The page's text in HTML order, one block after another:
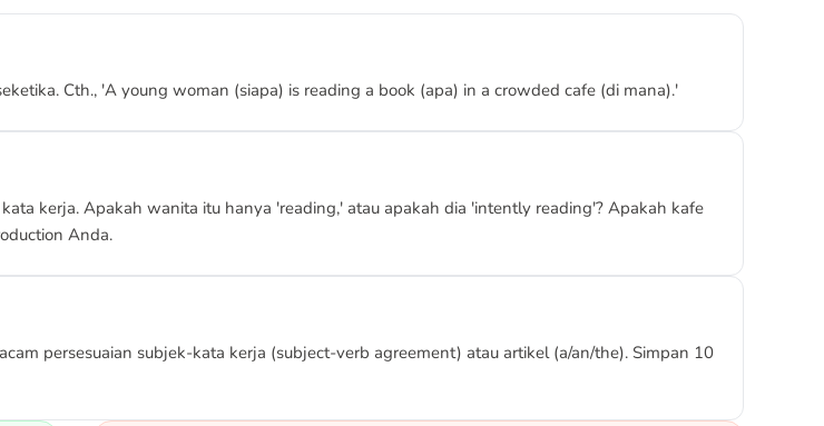
Cth., 'A young woman (siapa) is reading a book (apa) in a crowded cafe (di mana).'
kerja. Apakah wanita itu hanya 'reading,' atau apakah dia 'intently reading'? Apakah kafe
Anda.
persesuaian subjek-kata kerja (subject-verb agreement) atau artikel (a/an/the). Simpan 10